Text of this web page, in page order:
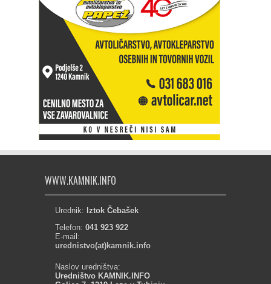
WWW.KAMNIK.INFO
Urednik: Iztok Čebašek
Telefon: 041 923 922
E-mail:
urednistvo(at)kamnik.info
Naslov uredništva:
Uredništvo KAMNIK.INFO